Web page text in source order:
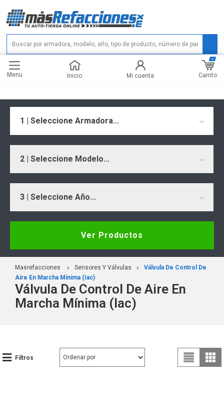
Menu Inicio Mi cuenta Carrito
0
1 | Seleccione Armadora...
2 | Seleccione Modelo...
3 | Seleccione Año...
Ver Productos
Masrefacciones Sensores Y Válvulas
Válvula De Control De
Aire En Marcha Mínima (Iac)
Válvula De Control De Aire En
Marcha Mínima (Iac)
Filtros